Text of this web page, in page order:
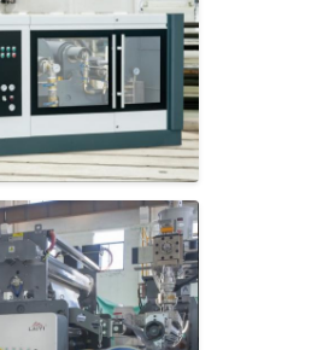
επιστρώματος εξώθησης
σε στρώματα εξώθησης
σε στρώματα ταινιών